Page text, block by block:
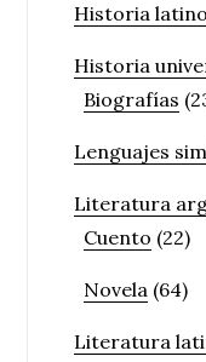
Historia
Historia
Biografías
Lenguajes
Literatura
Cuento (22)
Novela (64)
Literatura